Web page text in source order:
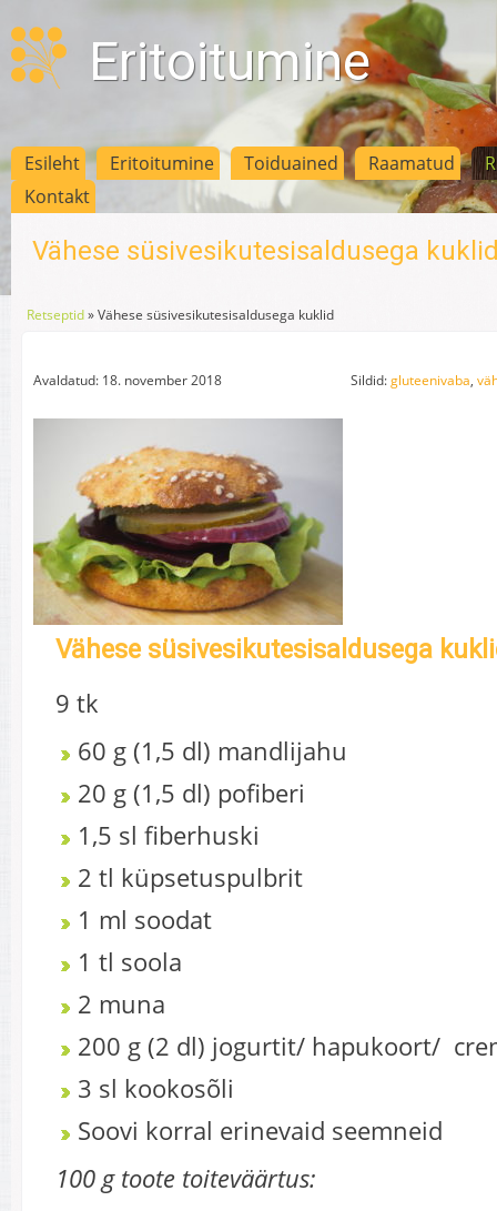
Eritoitumine
Esileht Eritoitumine Toiduained Raamatud
Kontakt
Vähese süsivesikutesisaldusega
Retseptid»Vähese süsivesikutesisaldusega kuklid
Avaldatud: 18. november 2018 Sildid:gluteenivaba,
Vähese süsivesikutesisaldusega
9 tk
60 g (1,5 dl) mandlijahu
20 g (1,5 dl) pofiberi
1,5 sl fiberhuski
2 tl küpsetuspulbrit
1 ml soodat
1 tl soola
2 muna
200 g (2 dl) jogurtit/ hapukoort/
3 sl kookosõli
Soovi korral erinevaid seemneid
100 g toote toiteväärtus: